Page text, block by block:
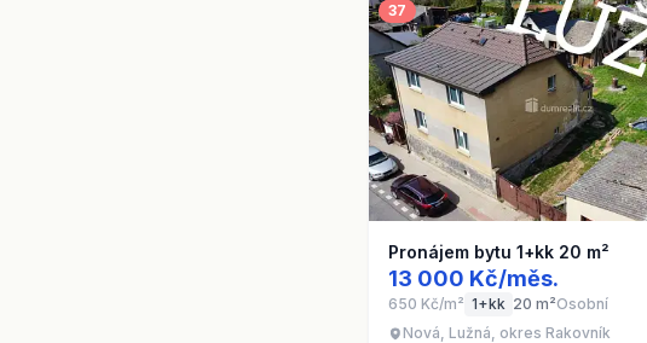
37
Pronájem bytu 1+kk 20 m²
13 000 Kč/měs.
650 Kč/m² 1+kk 20 m²Osobní
Nová, Lužná, okres Rakovník